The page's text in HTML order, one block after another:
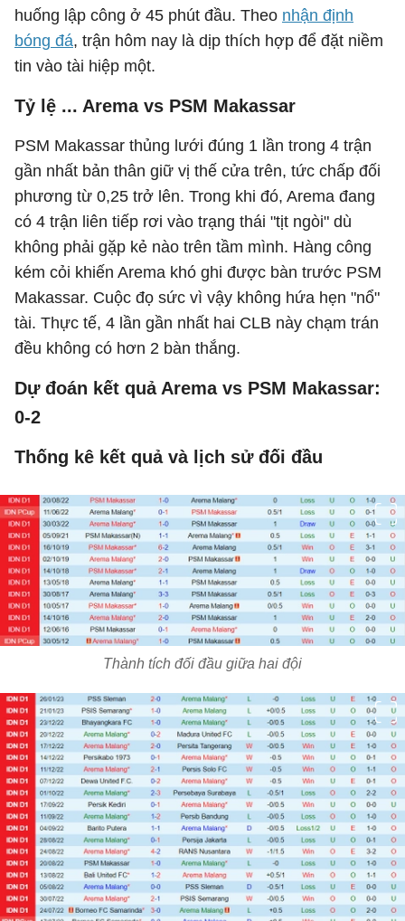
huống lập công ở 45 phút đầu. Theo nhận định
bóng đá, trận hôm nay là dịp thích hợp để đặt niềm
tin vào tài hiệp một.
Tỷ lệ ... Arema vs PSM Makassar
PSM Makassar thủng lưới đúng 1 lần trong 4 trận
gần nhất bản thân giữ vị thế cửa trên, tức chấp đối
phương từ 0,25 trở lên. Trong khi đó, Arema đang
có 4 trận liên tiếp rơi vào trạng thái "tịt ngòi" dù
không phải gặp kẻ nào trên tầm mình. Hàng công
kém cỏi khiến Arema khó ghi được bàn trước PSM
Makassar. Cuộc đọ sức vì vậy không hứa hẹn "nổ"
tài. Thực tế, 4 lần gần nhất hai CLB này chạm trán
đều không có hơn 2 bàn thắng.
Dự đoán kết quả Arema vs PSM Makassar:
0-2
Thống kê kết quả và lịch sử đối đầu
Thành tích đối đầu giữa hai đội